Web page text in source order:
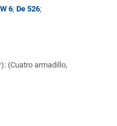
W 6;De 526;
(Cuatro armadillo,